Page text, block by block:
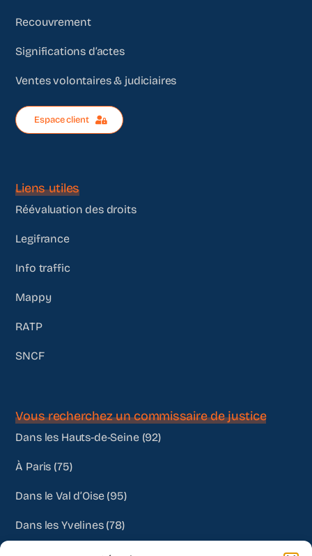
Recouvrement
Significations d’actes
Ventes volontaires & judiciaires
Espace client
Liens utiles
Réévaluation des droits
Legifrance
Info traffic
Mappy
RATP
SNCF
Vous recherchez un commissaire de justice
Dans les Hauts-de-Seine (92)
À Paris (75)
Dans le Val d’Oise (95)
Dans les Yvelines (78)